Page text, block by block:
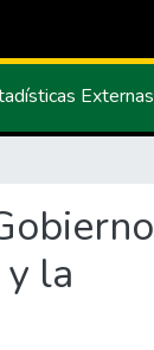
Externas
la